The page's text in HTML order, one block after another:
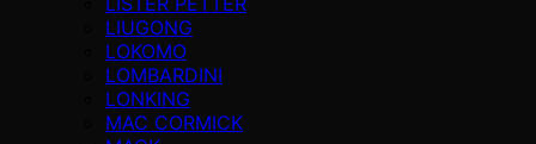
LIUGONG
LOKOMO
LOMBARDINI
LONKING
MAC CORMICK